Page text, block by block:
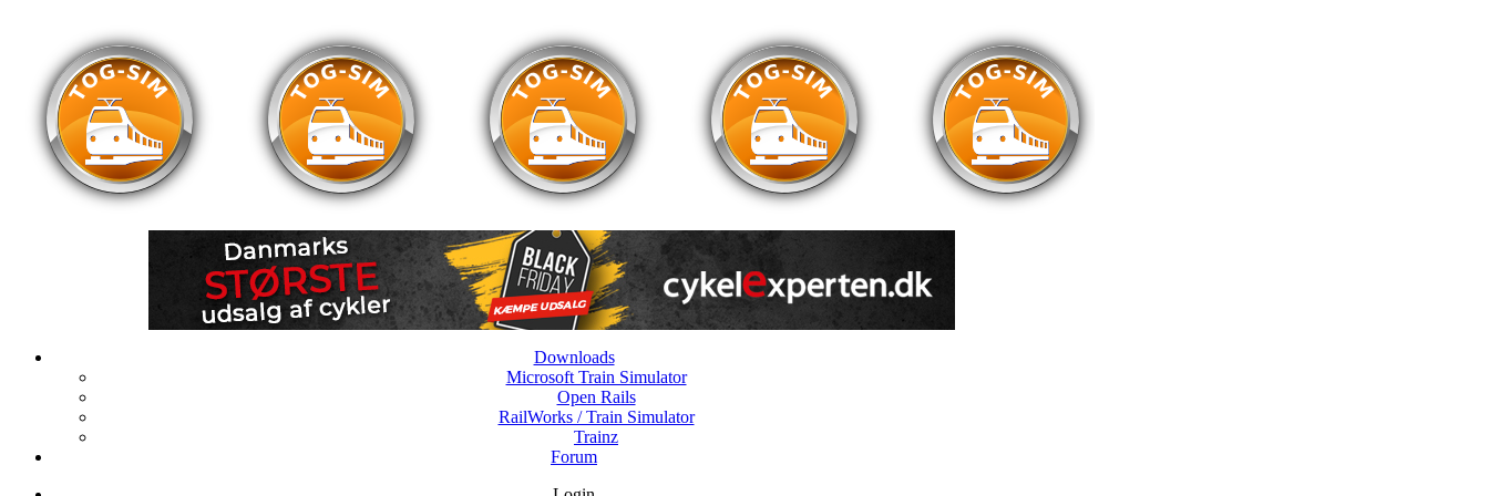
Downloads
Microsoft Train Simulator
Open Rails
RailWorks / Train Simulator
Trainz
Forum